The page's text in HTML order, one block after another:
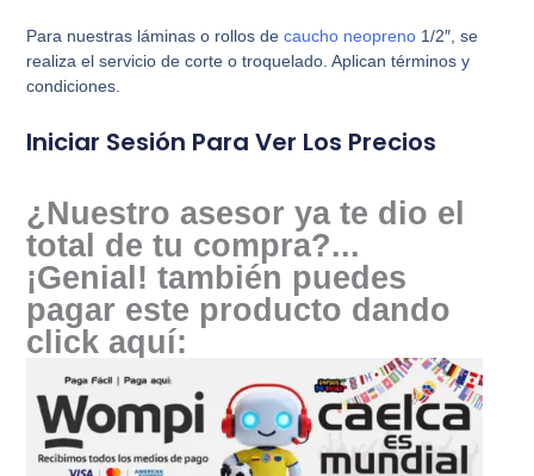
Para nuestras láminas o rollos decaucho neopreno 1/2″, se
realiza el servicio de corte o troquelado. Aplican términos y
condiciones.
Iniciar Sesión Para Ver Los Precios
¿Nuestro asesor ya te dio el
total de tu compra?...
¡Genial! también puedes
pagar este producto dando
click aquí: